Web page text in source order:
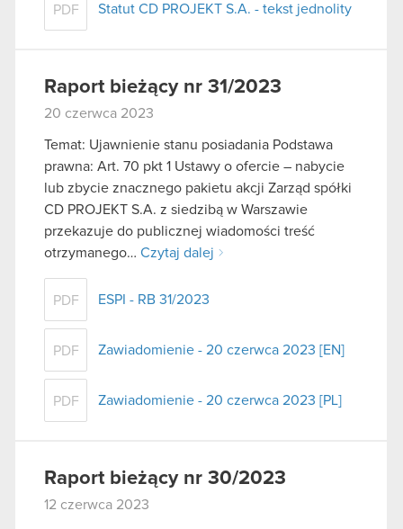
PDF Statut CD PROJEKT S.A. - tekst jednolity
Raport bieżący nr 31/2023
20 czerwca 2023
Temat: Ujawnienie stanu posiadania Podstawa
prawna: Art. 70 pkt 1 Ustawy o ofercie – nabycie
lub zbycie znacznego pakietu akcji Zarząd spółki
CD PROJEKT S.A. z siedzibą w Warszawie
przekazuje do publicznej wiadomości treść
otrzymanego… Czytaj dalej
PDF ESPI - RB 31/2023
PDF Zawiadomienie - 20 czerwca 2023 [EN]
PDF Zawiadomienie - 20 czerwca 2023 [PL]
Raport bieżący nr 30/2023
12 czerwca 2023